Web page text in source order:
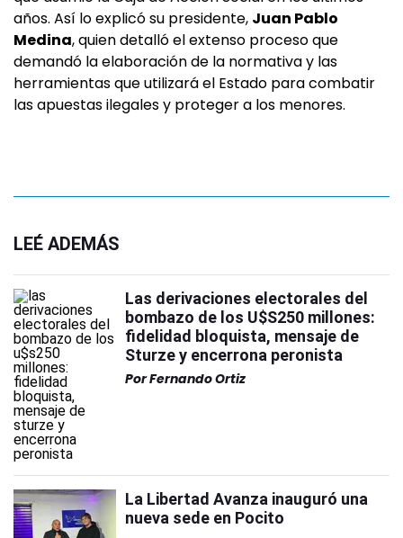
años. Así lo explicó su presidente, Juan Pablo
Medina, quien detalló el extenso proceso que
demandó la elaboración de la normativa y las
herramientas que utilizará el Estado para combatir
las apuestas ilegales y proteger a los menores.
LEÉ ADEMÁS
Las derivaciones electorales del
bombazo de los U$S250 millones:
fidelidad bloquista, mensaje de
Sturze y encerrona peronista
PorFernando Ortiz
La Libertad Avanza inauguró una
nueva sede en Pocito